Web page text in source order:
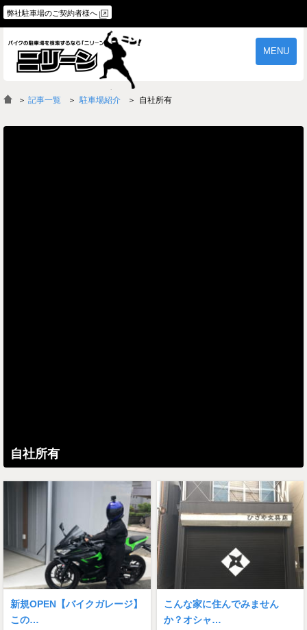
弊社駐車場のご契約者様へ
MENU
物件一覧
＞ 記事一覧 駐車場紹介 自社所有
自社所有
新規OPEN【バイクガレージ】
この…
こんな家に住んでみません
か？オシャ…